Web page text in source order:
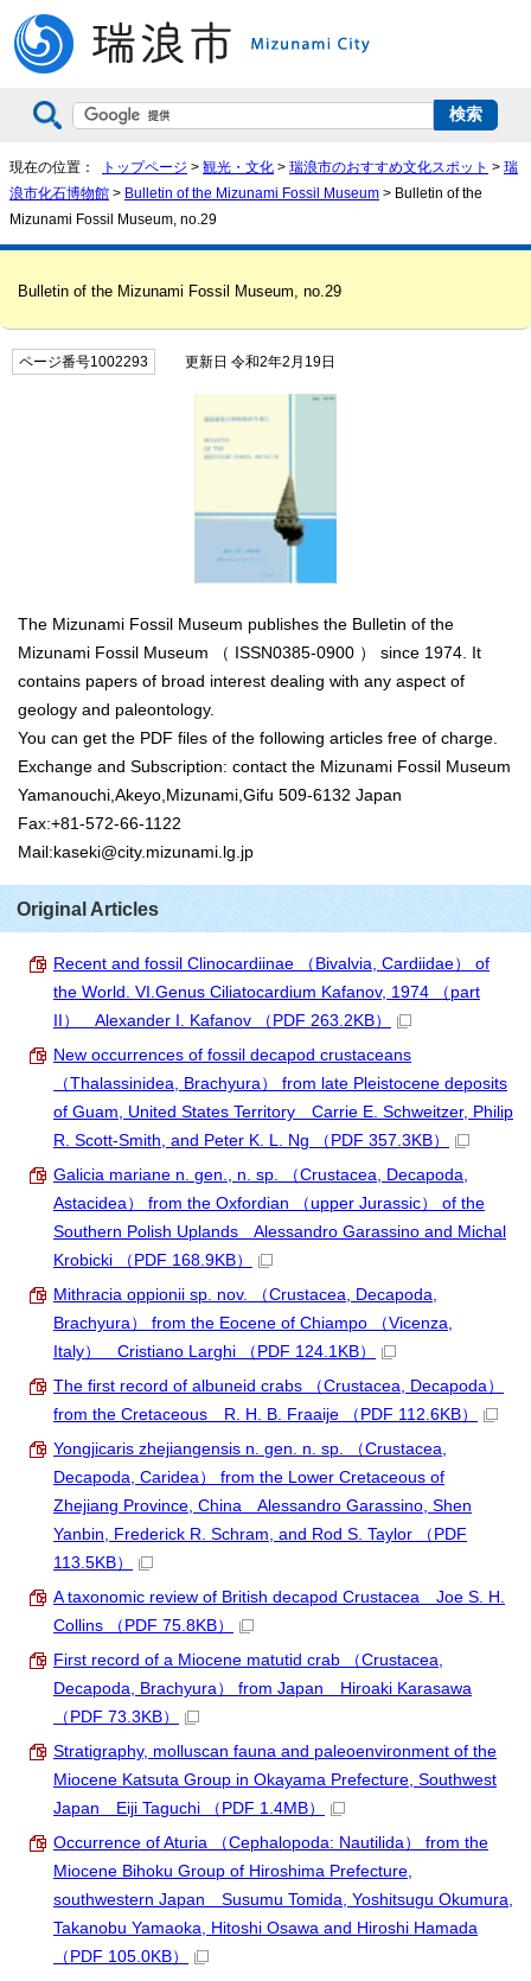
現在の位置： トップページ > 観光・文化 > 瑞浪市のおすすめ文化スポット > 瑞
浪市化石博物館 > Bulletin of the Mizunami Fossil Museum > Bulletin of the
Mizunami Fossil Museum, no.29
Bulletin of the Mizunami Fossil Museum, no.29
ページ番号1002293 更新日 令和2年2月19日
The Mizunami Fossil Museum publishes the Bulletin of the
Mizunami Fossil Museum （ ISSN0385-0900 ） since 1974. It
contains papers of broad interest dealing with any aspect of
geology and paleontology.
You can get the PDF files of the following articles free of charge.
Exchange and Subscription: contact the Mizunami Fossil Museum
Yamanouchi,Akeyo,Mizunami,Gifu 509-6132 Japan
Fax:+81-572-66-1122
Mail:kaseki@city.mizunami.lg.jp
Original Articles
Recent and fossil Clinocardiinae （Bivalvia, Cardiidae） of
the World. VI.Genus Ciliatocardium Kafanov, 1974 （part
II） Alexander I. Kafanov （PDF 263.2KB）
New occurrences of fossil decapod crustaceans
（Thalassinidea, Brachyura） from late Pleistocene deposits
of Guam, United States Territory Carrie E. Schweitzer, Philip
R. Scott-Smith, and Peter K. L. Ng （PDF 357.3KB）
Galicia mariane n. gen., n. sp. （Crustacea, Decapoda,
Astacidea） from the Oxfordian （upper Jurassic） of the
Southern Polish Uplands Alessandro Garassino and Michal
Krobicki （PDF 168.9KB）
Mithracia oppionii sp. nov. （Crustacea, Decapoda,
Brachyura） from the Eocene of Chiampo （Vicenza,
Italy） Cristiano Larghi （PDF 124.1KB）
The first record of albuneid crabs （Crustacea, Decapoda）
from the Cretaceous R. H. B. Fraaije （PDF 112.6KB）
Yongjicaris zhejiangensis n. gen. n. sp. （Crustacea,
Decapoda, Caridea） from the Lower Cretaceous of
Zhejiang Province, China Alessandro Garassino, Shen
Yanbin, Frederick R. Schram, and Rod S. Taylor （PDF
113.5KB）
A taxonomic review of British decapod Crustacea Joe S. H.
Collins （PDF 75.8KB）
First record of a Miocene matutid crab （Crustacea,
Decapoda, Brachyura） from Japan Hiroaki Karasawa
（PDF 73.3KB）
Stratigraphy, molluscan fauna and paleoenvironment of the
Miocene Katsuta Group in Okayama Prefecture, Southwest
Japan Eiji Taguchi （PDF 1.4MB）
Occurrence of Aturia （Cephalopoda: Nautilida） from the
Miocene Bihoku Group of Hiroshima Prefecture,
southwestern Japan Susumu Tomida, Yoshitsugu Okumura,
Takanobu Yamaoka, Hitoshi Osawa and Hiroshi Hamada
（PDF 105.0KB）